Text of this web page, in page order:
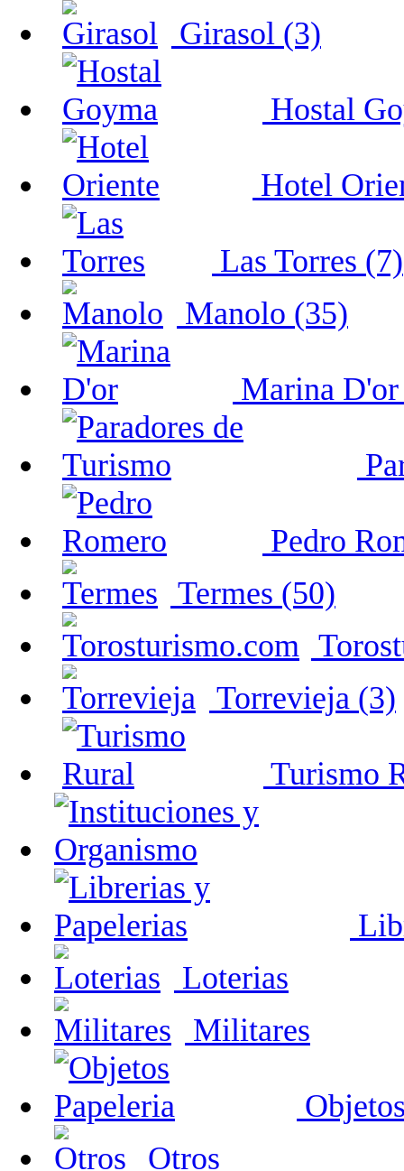
Girasol (3)
Hostal
Hotel
Las Torres (7)
Manolo (35)
Marina
Pedro
Termes (50)
Torrevieja (3)
Turismo
Loterias
Militares
Otros